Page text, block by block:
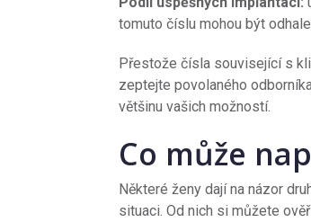
tomuto číslu mohou být
Přestože čísla související s
zeptejte povolaného
většinu vašich možností.
Co může
Některé ženy dají na názor
situaci. Od nich si můžete